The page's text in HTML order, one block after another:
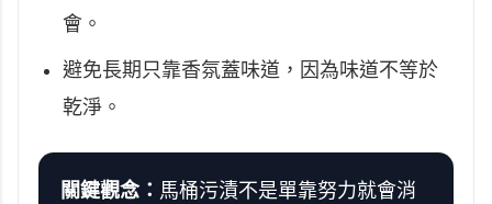
會。
避免長期只靠香氛蓋味道，因為味道不等於
乾淨。
關鍵觀念： 馬桶污漬不是單靠努力就會消